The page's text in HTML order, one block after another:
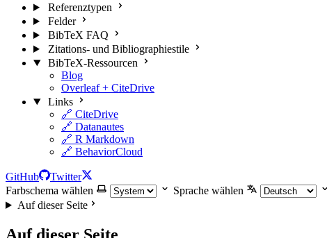
Referenztypen
Felder
BibTeX FAQ
Zitations- und Bibliographiestile
BibTeX-Ressourcen
Blog
Overleaf + CiteDrive
Links
🔗 CiteDrive
🔗 Datanautes
🔗 R Markdown
🔗 BehaviorCloud
GitHub
Twitter
Farbschema wählen
Sprache wählen
Auf dieser Seite